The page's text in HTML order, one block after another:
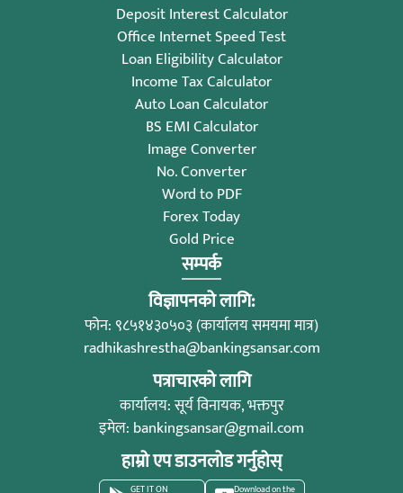
Deposit Interest Calculator
Office Internet Speed Test
Loan Eligibility Calculator
Income Tax Calculator
Auto Loan Calculator
BS EMI Calculator
Image Converter
No. Converter
Word to PDF
Forex Today
Gold Price
सम्पर्क
विज्ञापनको लागि:
फोन: ९८५१४३०५०३ (कार्यालय समयमा मात्र)
radhikashrestha@bankingsansar.com
पत्राचारको लागि
कार्यालय: सूर्य विनायक, भक्तपुर
इमेल: bankingsansar@gmail.com
हाम्रो एप डाउनलोड गर्नुहोस्
GET IT ON Download on the